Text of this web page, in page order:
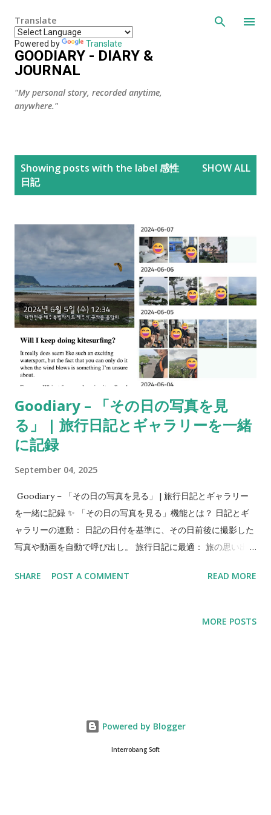
Translate
Powered by Translate
GOODIARY - DIARY &
JOURNAL
"My personal story, recorded anytime,
anywhere."
Showing posts with the label 感性
日記
SHOW ALL
Goodiary – 「その日の写真を見
る」 | 旅行日記とギャラリーを一緒
に記録
September 04, 2025
Goodiary – 「その日の写真を見る」 | 旅行日記とギャラリー
を一緒に記録 ✨ 「その日の写真を見る」機能とは？ 日記とギ
ャラリーの連動： 日記の日付を基準に、その日前後に撮影した
写真や動画を自動で呼び出し。 旅行日記に最適： 旅の思い出を
画がつながり、五感で思い出を追体験。 便利な操作性： 写真を
SHARE POST A COMMENT READ MORE
MORE POSTS
Powered by Blogger
Interrobang Soft